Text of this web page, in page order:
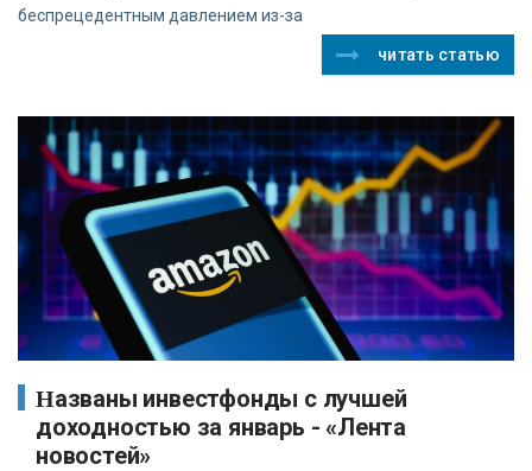
беспрецедентным давлением из-за
читать статью
Названы инвестфонды с лучшей
доходностью за январь - «Лента
новостей»